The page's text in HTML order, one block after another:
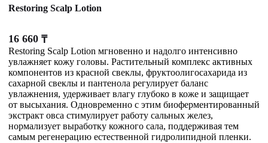
Restoring Scalp Lotion
16 660 ₸
Restoring Scalp Lotion мгновенно и надолго интенсивно
увлажняет кожу головы. Растительный комплекс активных
компонентов из красной свеклы, фруктоолигосахарида из
сахарной свеклы и пантенола регулирует баланс
увлажнения, удерживает влагу глубоко в коже и защищает
от высыхания. Одновременно с этим биоферментированный
экстракт овса стимулирует работу сальных желез,
нормализует выработку кожного сала, поддерживая тем
самым регенерацию естественной гидролипидной пленки.